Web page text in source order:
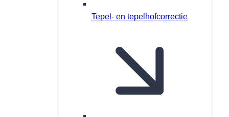
Tepel- en tepelhofcorrectie